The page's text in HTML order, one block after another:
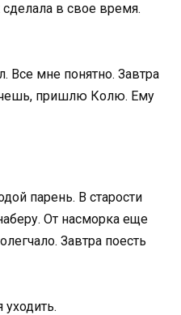
в свое время.
Все мне понятно. Завтра
пришлю Колю. Ему
парень. В старости
От насморка еще
Завтра поесть
уходить.